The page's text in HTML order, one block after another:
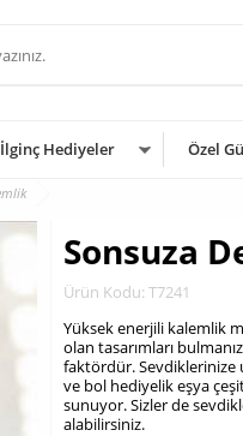
İlginç Hediyeler Özel
Sonsuza
Ürün Kodu: T7241
Yüksek enerjili kalemlik
olan tasarımları
faktördür. Sevdiklerinize
ve bol hediyelik eşya
sunuyor. Sizler de
alabilirsiniz.